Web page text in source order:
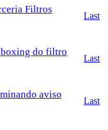
Filtros
Last
do filtro
Last
aviso
Last